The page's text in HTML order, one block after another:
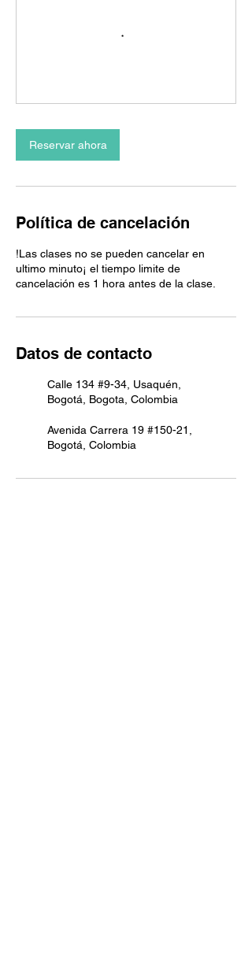
Reservar ahora
Política de cancelación
!Las clases no se pueden cancelar en
ultimo minuto¡ el tiempo limite de
cancelación es 1 hora antes de la clase.
Datos de contacto
Calle 134 #9-34, Usaquén,
Bogotá, Bogota, Colombia
Avenida Carrera 19 #150-21,
Bogotá, Colombia